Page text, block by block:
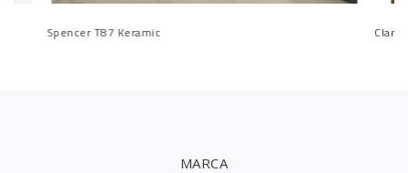
Spencer T87 Keramic Clark
MARCA